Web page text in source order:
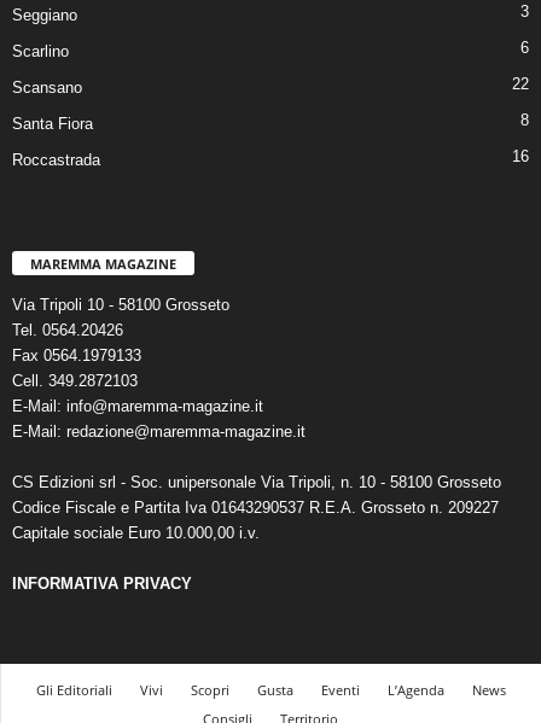
Seggiano 3
Scarlino 6
Scansano 22
Santa Fiora 8
Roccastrada 16
MAREMMA MAGAZINE
Via Tripoli 10 - 58100 Grosseto
Tel. 0564.20426
Fax 0564.1979133
Cell. 349.2872103
E-Mail: info@maremma-magazine.it
E-Mail: redazione@maremma-magazine.it
CS Edizioni srl - Soc. unipersonale Via Tripoli, n. 10 - 58100 Grosseto
Codice Fiscale e Partita Iva 01643290537 R.E.A. Grosseto n. 209227
Capitale sociale Euro 10.000,00 i.v.
INFORMATIVA PRIVACY
Gli Editoriali Vivi Scopri Gusta Eventi L’Agenda
News
Consigli
Territorio